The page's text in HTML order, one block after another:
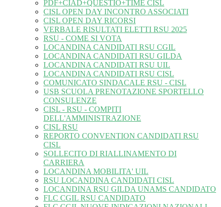
PDF+CIAD+QUESTIO+TIME CISL
CISL OPEN DAY INCONTRO ASSOCIATI
CISL OPEN DAY RICORSI
VERBALE RISULTATI ELETTI RSU 2025
RSU - COME SI VOTA
LOCANDINA CANDIDATI RSU CGIL
LOCANDINA CANDIDATI RSU GILDA
LOCANDINA CANDIDATI RSU UIL
LOCANDINA CANDIDATI RSU CISL
COMUNICATO SINDACALE RSU - CISL
USB SCUOLA PRENOTAZIONE SPORTELLO
CONSULENZE
CISL - RSU - COMPITI
DELL'AMMINISTRAZIONE
CISL RSU
REPORTO CONVENTION CANDIDATI RSU
CISL
SOLLECITO DI RIALLINAMENTO DI
CARRIERA
LOCANDINA MOBILITA' UIL
RSU LOCANDINA CANDIDATI CISL
LOCANDINA RSU GILDA UNAMS CANDIDATO
FLC CGIL RSU CANDIDATO